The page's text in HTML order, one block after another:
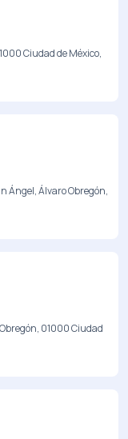
Ciudad de México,
Ángel, Álvaro Obregón,
01000 Ciudad